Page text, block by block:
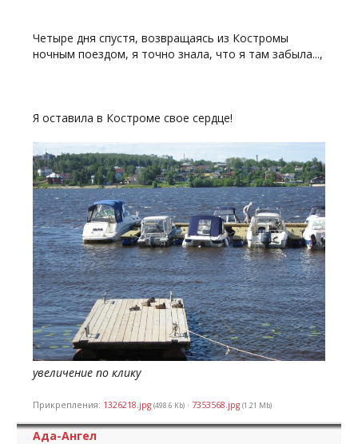
Четыре дня спустя, возвращаясь из Костромы
ночным поездом, я точно знала, что я там забыла...,
Я оставила в Костроме свое сердце!
увеличение по клику
Прикрепления: 1326218.jpg (498.6 Kb) · 7353568.jpg (1.21 Mb)
Ада-Ангел